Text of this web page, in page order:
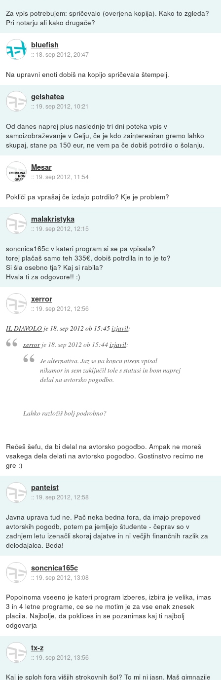
Za vpis potrebujem: spričevalo (overjena kopija). Kako to zgleda?
Pri notarju ali kako drugače?
bluefish
:: 18. sep 2012, 20:47
Na upravni enoti dobiš na kopijo spričevala štempelj.
geishatea
:: 19. sep 2012, 10:21
Od danes naprej plus naslednje tri dni poteka vpis v
samoizobraževanje v Celju, če je kdo zainteresiran gremo lahko
skupaj, stane pa 150 eur, ne vem pa če dobiš potrdilo o šolanju.
Mesar
:: 19. sep 2012, 11:54
Pokliči pa vprašaj če izdajo potrdilo? Kje je problem?
malakristyka
:: 19. sep 2012, 12:15
soncnica165c v kateri program si se pa vpisala?
torej plačaš samo teh 335€, dobiš potrdila in to je to?
Si šla osebno tja? Kaj si rabila?
Hvala ti za odgovore!! :)
xerror
:: 19. sep 2012, 12:56
IL DIAVOLO je 18. sep 2012 ob 15:45izjavil:
xerrorje 18. sep 2012 ob 15:44izjavil:
Je alternativa. Jaz se na koncu nisem vpisal
nikamor in sem zaključil tole s statusi in bom naprej
delal na avtorsko pogodbo.
Lahko razložiš bolj podrobno?
Rečeš šefu, da bi delal na avtorsko pogodbo. Ampak ne moreš
vsakega dela delati na avtorsko pogodbo. Gostinstvo recimo ne
gre :)
panteist
:: 19. sep 2012, 12:58
Javna uprava tud ne. Pač neka bedna fora, da imajo prepoved
avtorskih pogodb, potem pa jemljejo študente - čeprav so v
zadnjem letu izenačli skoraj dajatve in ni večjih finančnih razlik za
delodajalca. Beda!
soncnica165c
:: 19. sep 2012, 13:08
Popolnoma vseeno je kateri program izberes, izbira je velika, imas
3 in 4 letne programe, ce se ne motim je za vse enak znesek
placila. Najbolje, da poklices in se pozanimas kaj ti najbolj
odgovarja
tx-z
:: 19. sep 2012, 13:56
Kaj je sploh fora višjih strokovnih šol? To mi ni jasn. Maš gimnazije